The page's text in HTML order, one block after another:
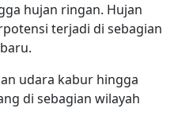
hujan ringan. Hujan
terjadi di sebagian
udara kabur hingga
di sebagian wilayah